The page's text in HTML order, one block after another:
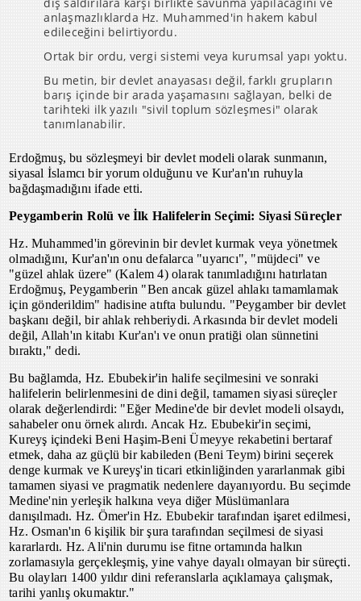
anlaşmazlıklarda Hz. Muhammed'in hakem kabul
edileceğini belirtiyordu.
Ortak bir ordu, vergi sistemi veya kurumsal yapı yoktu.
Bu metin, bir devlet anayasası değil, farklı grupların
barış içinde bir arada yaşamasını sağlayan, belki de
tarihteki ilk yazılı "sivil toplum sözleşmesi" olarak
tanımlanabilir.
Erdoğmuş, bu sözleşmeyi bir devlet modeli olarak sunmanın,
siyasal İslamcı bir yorum olduğunu ve Kur'an'ın ruhuyla
bağdaşmadığını ifade etti.
Peygamberin Rolü ve İlk Halifelerin Seçimi: Siyasi Süreçler
Hz. Muhammed'in görevinin bir devlet kurmak veya yönetmek
olmadığını, Kur'an'ın onu defalarca "uyarıcı", "müjdeci" ve
"güzel ahlak üzere" (Kalem 4) olarak tanımladığını hatırlatan
Erdoğmuş, Peygamberin "Ben ancak güzel ahlakı tamamlamak
için gönderildim" hadisine atıfta bulundu. "Peygamber bir devlet
başkanı değil, bir ahlak rehberiydi. Arkasında bir devlet modeli
değil, Allah'ın kitabı Kur'an'ı ve onun pratiği olan sünnetini
bıraktı," dedi.
Bu bağlamda, Hz. Ebubekir'in halife seçilmesini ve sonraki
halifelerin belirlenmesini de dini değil, tamamen siyasi süreçler
olarak değerlendirdi: "Eğer Medine'de bir devlet modeli olsaydı,
sahabeler onu örnek alırdı. Ancak Hz. Ebubekir'in seçimi,
Kureyş içindeki Beni Haşim-Beni Ümeyye rekabetini bertaraf
etmek, daha az güçlü bir kabileden (Beni Teym) birini seçerek
denge kurmak ve Kureyş'in ticari etkinliğinden yararlanmak gibi
tamamen siyasi ve pragmatik nedenlere dayanıyordu. Bu seçimde
Medine'nin yerleşik halkına veya diğer Müslümanlara
danışılmadı. Hz. Ömer'in Hz. Ebubekir tarafından işaret edilmesi,
Hz. Osman'ın 6 kişilik bir şura tarafından seçilmesi de siyasi
kararlardı. Hz. Ali'nin durumu ise fitne ortamında halkın
zorlamasıyla gerçekleşmiş, yine vahye dayalı olmayan bir süreçti.
Bu olayları 1400 yıldır dini referanslarla açıklamaya çalışmak,
tarihi yanlış okumaktır."